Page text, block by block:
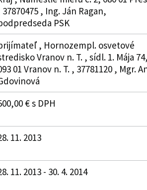
37870475 , Ing. Ján Ragan,
PSK
, Hornozempl. osvetové
Vranov n. T. , sídl. 1. Mája
01 Vranov n. T. , 37781120 , Mgr.
€ s DPH
11. 2013
11. 2013 - 30. 4. 2014